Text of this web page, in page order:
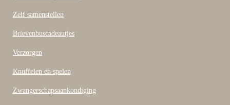
Zelf samenstellen
Brievenbuscadeautjes
Verzorgen
Knuffelen en spelen
Zwangerschapsaankondiging